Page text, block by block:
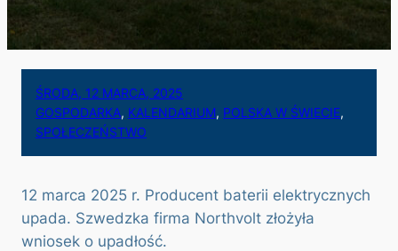
ŚRODA, 12 MARCA, 2025
GOSPODARKA, KALENDARIUM, POLSKA W ŚWIECIE
SPOŁECZEŃSTWO
12 marca 2025 r. Producent baterii elektrycznych
upada. Szwedzka firma Northvolt złożyła
wniosek o upadłość.